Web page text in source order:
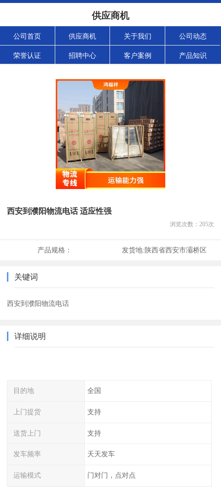
供应商机
公司首页 供应商机 关于我们 公司动态
荣誉认证 招聘中心 客户案例 产品知识
西安到濮阳物流电话 适应性强
浏览次数： 205次
产品规格： 发货地:陕西省西安市灞桥区
关键词
西安到濮阳物流电话
详细说明
目的地 全国
上门提货 支持
送货上门 支持
发车频率 天天发车
运输模式 门对门，点对点